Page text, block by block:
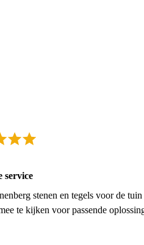
service
stenen en tegels voor de
te kijken voor passende